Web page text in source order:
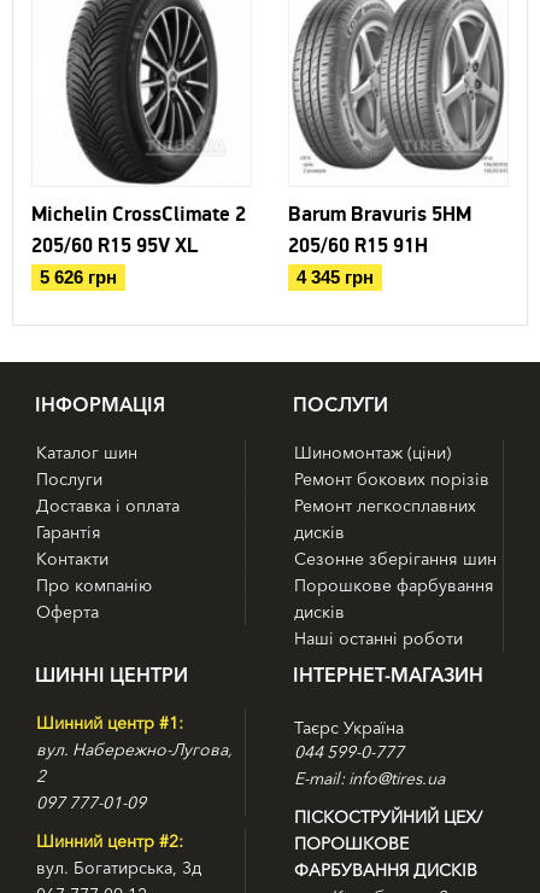
Michelin CrossClimate 2
205/60 R15 95V XL
5 626 грн
Barum Bravuris 5HM
205/60 R15 91H
4 345 грн
IНФОРМАЦІЯ
Каталог шин
Послуги
Доставка і оплата
Гарантія
Контакти
Про компанію
Оферта
ПОСЛУГИ
Шиномонтаж (ціни)
Ремонт бокових порізів
Ремонт легкосплавних
дисків
Сезонне зберігання шин
Порошкове фарбування
дисків
Наші останні роботи
ШИННІ ЦЕНТРИ
Шинний центр #1:
вул. Набережно-Лугова,
2
097 777-01-09
Шинний центр #2:
вул. Богатирська, 3д
ІНТЕРНЕТ-МАГАЗИН
Таєрс Україна
044 599-0-777
E-mail: info@tires.ua
ПІСКОСТРУЙНИЙ ЦЕХ/
ПОРОШКОВЕ
ФАРБУВАННЯ ДИСКІВ